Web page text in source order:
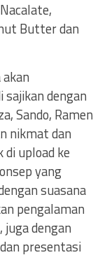
Butter dan
sajikan dengan
Sando, Ramen
nikmat dan
upload ke
yang
suasana
pengalaman
dengan
presentasi